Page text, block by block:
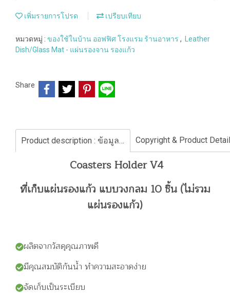
เพิ่มรายการโปรด เปรียบเทียบ
หมวดหมู่ : ของใช้ในบ้าน ออฟฟิศ โรงแรม ร้านอาหาร ,
Leather
Dish/Glass Mat - แผ่นรองจาน รองแก้ว
Share
Product description : ข้อมูลสินค้า
Coasters Holder V4
ที่เก็บแผ่นรองแก้ว แบบวงกลม 10 ชิ้น (ไม่รวม
แผ่นรองแก้ว)
ผลิตจากวัสดุคุณภาพดี
มีคุณสมบัติกันน้ำ ทำความสะอาดง่าย
จัดเก็บเป็นระเบียบ